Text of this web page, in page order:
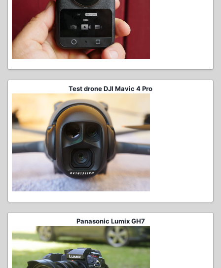
Test drone DJI Mavic 4 Pro
Panasonic Lumix GH7